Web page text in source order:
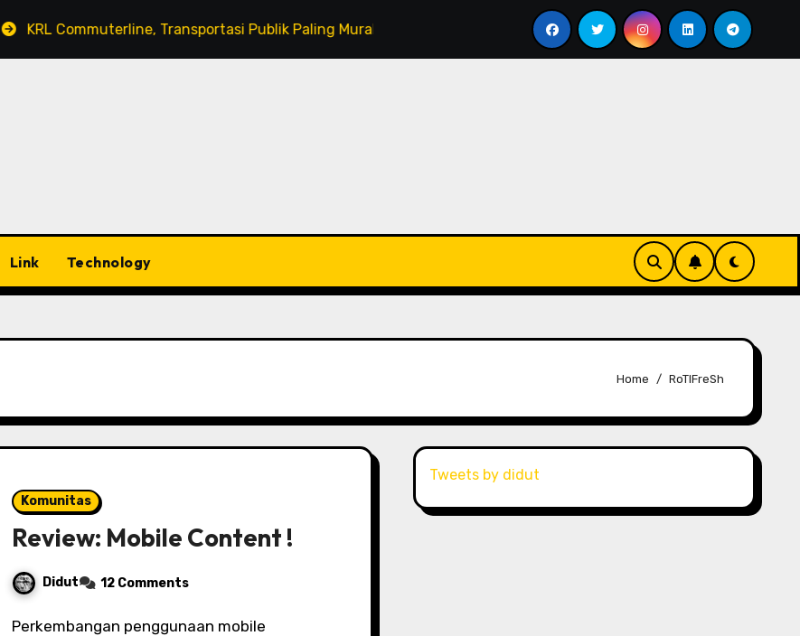
KRL Commuterline, Transportasi Publik Paling Murah! Menyesap Kopi Di Jakarta Timur Soal Kopi Darat
Link Technology
Home RoTIFreSh
Komunitas
Review: Mobile Content !
Didut 12 Comments
Perkembangan penggunaan mobile
Tweets by didut